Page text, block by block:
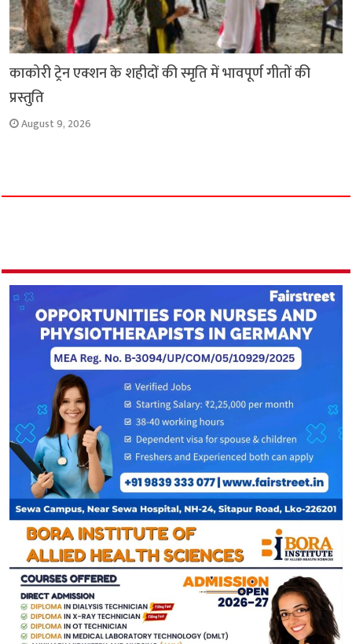
काकोरी ट्रेन एक्शन के शहीदों की स्मृति में भावपूर्ण गीतों की
प्रस्तुति
August 9, 2026